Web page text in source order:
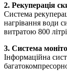
2. Рекуперація
Система
нагрівання води
витратою 800
3. Система
Інформаційна